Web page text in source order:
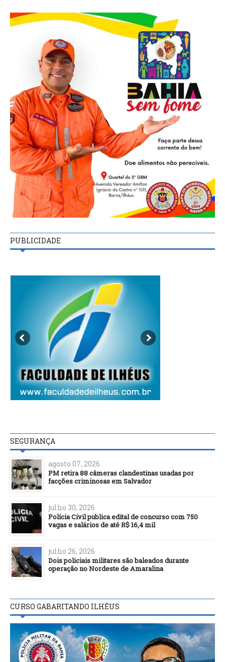
PUBLICIDADE
SEGURANÇA
agosto 07, 2026
PM retira 88 câmeras clandestinas usadas por
facções criminosas em Salvador
julho 30, 2026
Polícia Civil publica edital de concurso com 750
vagas e salários de até R$ 16,4 mil
julho 26, 2026
Dois policiais militares são baleados durante
operação no Nordeste de Amaralina
CURSO GABARITANDO ILHÉUS